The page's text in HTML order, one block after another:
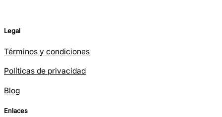
Legal
Términos y condiciones
Políticas de privacidad
Blog
Enlaces